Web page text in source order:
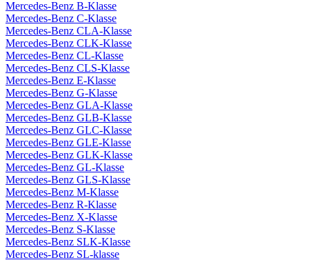
Mercedes-Benz B-Klasse
Mercedes-Benz C-Klasse
Mercedes-Benz CLA-Klasse
Mercedes-Benz CLK-Klasse
Mercedes-Benz CL-Klasse
Mercedes-Benz CLS-Klasse
Mercedes-Benz E-Klasse
Mercedes-Benz G-Klasse
Mercedes-Benz GLA-Klasse
Mercedes-Benz GLB-Klasse
Mercedes-Benz GLC-Klasse
Mercedes-Benz GLE-Klasse
Mercedes-Benz GLK-Klasse
Mercedes-Benz GL-Klasse
Mercedes-Benz GLS-Klasse
Mercedes-Benz M-Klasse
Mercedes-Benz R-Klasse
Mercedes-Benz X-Klasse
Mercedes-Benz S-Klasse
Mercedes-Benz SLK-Klasse
Mercedes-Benz SL-klasse